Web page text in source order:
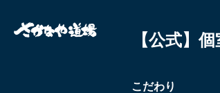
【公式】
こだわり